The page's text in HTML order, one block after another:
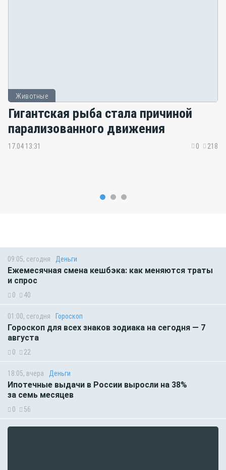
Животные
Гигантская рыба стала причиной
парализованного движения
17.04 13:31 0 218
09:05, сегодня Деньги
Ежемесячная смена кешбэка: как меняются траты
и спрос
0 40
01:00, сегодня Гороскоп
Гороскоп для всех знаков зодиака на сегодня — 7
августа
0 22
18:05, вчера Деньги
Ипотечные выдачи в России выросли на 38%
за семь месяцев
0 56